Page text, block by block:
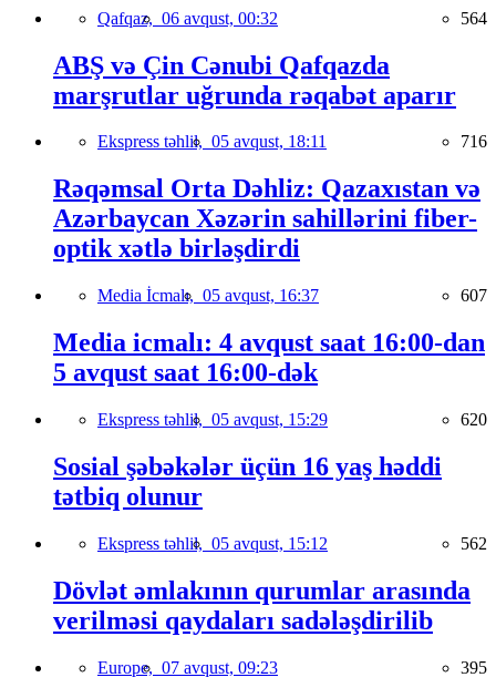
Qafqaz, 06 avqust, 00:32 564
ABŞ və Çin Cənubi Qafqazda
marşrutlar uğrunda rəqabət aparır
Ekspress təhlil, 05 avqust, 18:11 716
Rəqəmsal Orta Dəhliz: Qazaxıstan və
Azərbaycan Xəzərin sahillərini fiber-
optik xətlə birləşdirdi
Media İcmalı, 05 avqust, 16:37 607
Media icmalı: 4 avqust saat 16:00-dan
5 avqust saat 16:00-dək
Ekspress təhlil, 05 avqust, 15:29 620
Sosial şəbəkələr üçün 16 yaş həddi
tətbiq olunur
Ekspress təhlil, 05 avqust, 15:12 562
Dövlət əmlakının qurumlar arasında
verilməsi qaydaları sadələşdirilib
Europe, 07 avqust, 09:23 395